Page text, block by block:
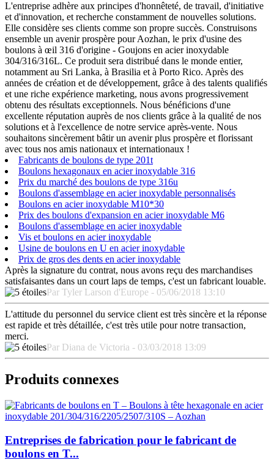
L'entreprise adhère aux principes d'honnêteté, de travail, d'initiative
et d'innovation, et recherche constamment de nouvelles solutions.
Elle considère ses clients comme son propre succès. Construisons
ensemble un avenir prospère pour Aozhan, le prix d'usine des
boulons à œil 316 d'origine - Goujons en acier inoxydable
304/316/316L. Ce produit sera distribué dans le monde entier,
notamment au Sri Lanka, à Brasilia et à Porto Rico. Après des
années de création et de développement, grâce à des talents qualifiés
et une riche expérience marketing, nous avons progressivement
obtenu des résultats exceptionnels. Nous bénéficions d'une
excellente réputation auprès de nos clients grâce à la qualité de nos
solutions et à l'excellence de notre service après-vente. Nous
souhaitons sincèrement bâtir un avenir plus prospère et florissant
avec tous nos amis nationaux et internationaux !
Fabricants de boulons de type 201t
Boulons hexagonaux en acier inoxydable 316
Prix du marché des boulons de type 316u
Boulons d'assemblage en acier inoxydable personnalisés
Boulons en acier inoxydable M10*30
Prix des boulons d'expansion en acier inoxydable M6
Boulons d'assemblage en acier inoxydable
Vis et boulons en acier inoxydable
Usine de boulons en U en acier inoxydable
Prix de gros des dents en acier inoxydable
Après la signature du contrat, nous avons reçu des marchandises
satisfaisantes dans un court laps de temps, c'est un fabricant louable.
Par Tyler Larson d'Europe - 05/06/2018 13:10
L'attitude du personnel du service client est très sincère et la réponse
est rapide et très détaillée, c'est très utile pour notre transaction,
merci.
Par Diana de Victoria - 03/03/2018 13:09
Produits connexes
Entreprises de fabrication pour le fabricant de
boulons en T...